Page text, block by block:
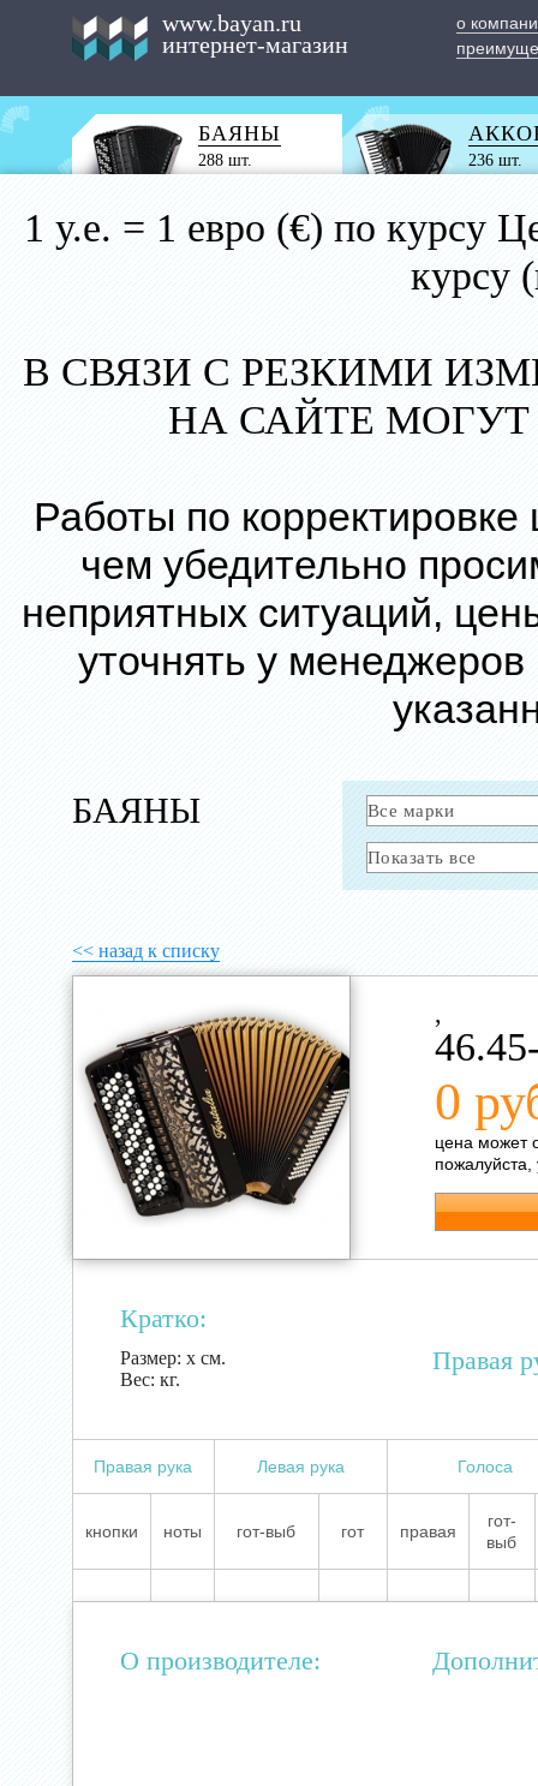
www.bayan.ru
интернет-магазин
о
БАЯНЫ
288 шт. 236 шт.
1 у.е. = 1 евро (€) по курсу
курсу
В СВЯЗИ С РЕЗКИМИ
НА САЙТЕ
Работы по
чем убедительно
неприятных ситуаций,
уточнять у
БАЯНЫ
<< назад к списку
,
0
цена может
пожалуйста,
Кратко:
Размер: х см.
Вес: кг.
Правая
Правая рука Левая рука Голоса
кнопки ноты гот-выб гот правая
гот-
выб
О производителе: